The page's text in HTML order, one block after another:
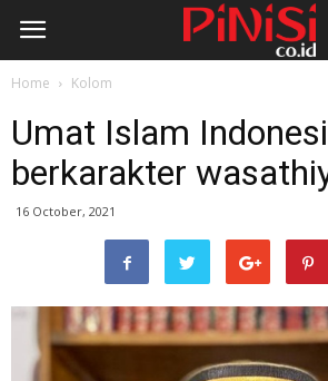
Home Kolom
Umat Islam
berkarakter
16 October, 2021